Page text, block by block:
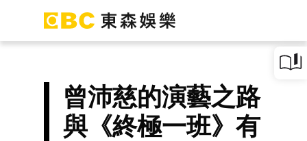
曾沛慈的演藝之路
與《終極一班》有